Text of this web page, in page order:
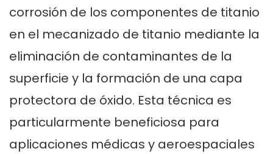
corrosión de los componentes de titanio
en el mecanizado de titanio mediante la
eliminación de contaminantes de la
superficie y la formación de una capa
protectora de óxido. Esta técnica es
particularmente beneficiosa para
aplicaciones médicas y aeroespaciales